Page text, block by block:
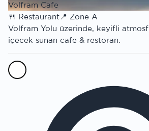
Volfram Cafe
🍴 Restaurant📍 Zone A
Volfram Yolu üzerinde, keyifli
içecek sunan cafe & restoran.